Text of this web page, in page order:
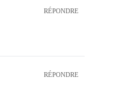
RÉPONDRE
RÉPONDRE